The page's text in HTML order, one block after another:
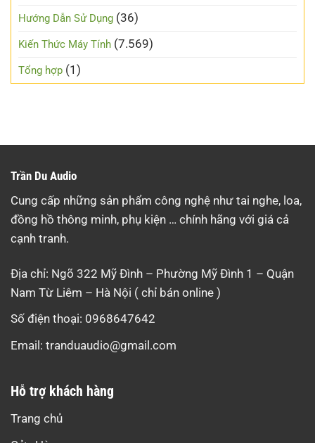
Hướng Dẫn Sử Dụng (36)
Kiến Thức Máy Tính (7.569)
Tổng hợp (1)
Trần Du Audio
Cung cấp những sản phẩm công nghệ như tai nghe, loa,
đồng hồ thông minh, phụ kiện … chính hãng với giá cả
cạnh tranh.
Địa chỉ: Ngõ 322 Mỹ Đình – Phường Mỹ Đình 1 – Quận
Nam Từ Liêm – Hà Nội ( chỉ bán online )
Số điện thoại: 0968647642
Email: tranduaudio@gmail.com
Hỗ trợ khách hàng
Trang chủ